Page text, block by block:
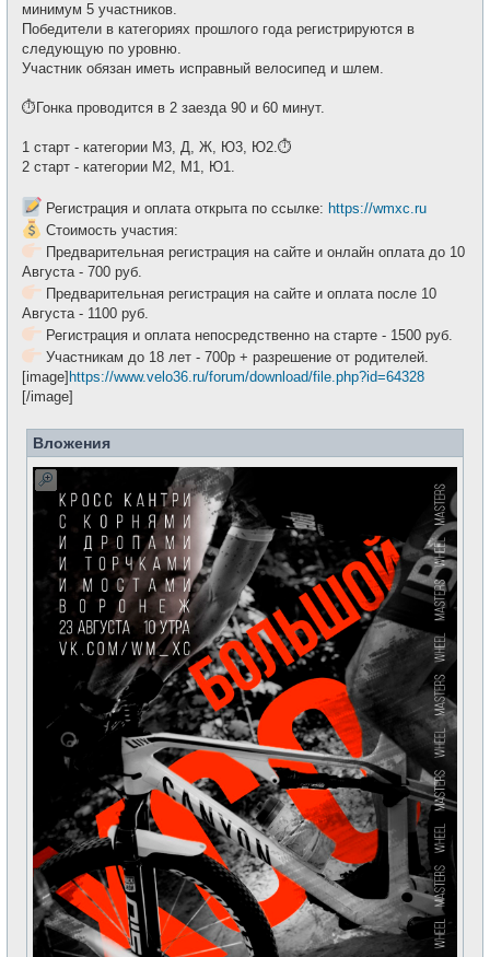
минимум 5 участников.
Победители в категориях прошлого года регистрируются в
следующую по уровню.
Участник обязан иметь исправный велосипед и шлем.
⏱Гонка проводится в 2 заезда 90 и 60 минут.
1 старт - категории М3, Д, Ж, Ю3, Ю2.⏱
2 старт - категории М2, М1, Ю1.
Регистрация и оплата открыта по ссылке: https://wmxc.ru
Стоимость участия:
Предварительная регистрация на сайте и онлайн оплата до 10
Августа - 700 руб.
Предварительная регистрация на сайте и оплата после 10
Августа - 1100 руб.
Регистрация и оплата непосредственно на старте - 1500 руб.
Участникам до 18 лет - 700р + разрешение от родителей.
[image] https://www.velo36.ru/forum/download/file.php?id=64328
[/image]
Вложения